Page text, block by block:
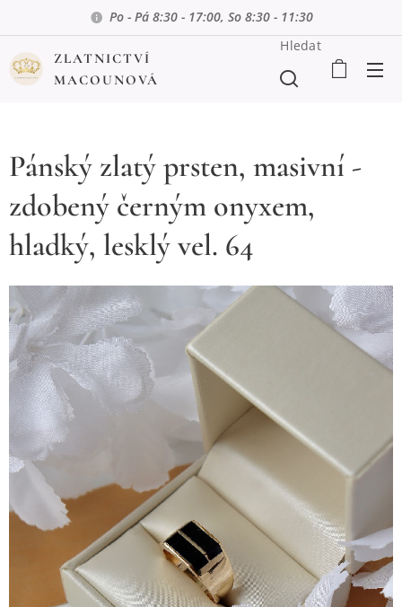
Po - Pá 8:30 - 17:00, So 8:30 - 11:30
ZLATNICTVÍ
MACOUNOVÁ
Hledat
Pánský zlatý prsten, masivní -
zdobený černým onyxem,
hladký, lesklý vel. 64